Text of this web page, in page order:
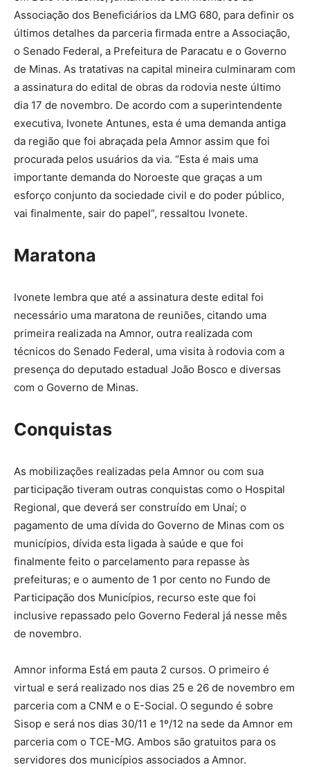
Associação dos Beneficiários da LMG 680, para definir os
últimos detalhes da parceria firmada entre a Associação,
o Senado Federal, a Prefeitura de Paracatu e o Governo
de Minas. As tratativas na capital mineira culminaram com
a assinatura do edital de obras da rodovia neste último
dia 17 de novembro. De acordo com a superintendente
executiva, Ivonete Antunes, esta é uma demanda antiga
da região que foi abraçada pela Amnor assim que foi
procurada pelos usuários da via. “Esta é mais uma
importante demanda do Noroeste que graças a um
esforço conjunto da sociedade civil e do poder público,
vai finalmente, sair do papel”, ressaltou Ivonete.
Maratona
Ivonete lembra que até a assinatura deste edital foi
necessário uma maratona de reuniões, citando uma
primeira realizada na Amnor, outra realizada com
técnicos do Senado Federal, uma visita à rodovia com a
presença do deputado estadual João Bosco e diversas
com o Governo de Minas.
Conquistas
As mobilizações realizadas pela Amnor ou com sua
participação tiveram outras conquistas como o Hospital
Regional, que deverá ser construído em Unaí; o
pagamento de uma dívida do Governo de Minas com os
municípios, dívida esta ligada à saúde e que foi
finalmente feito o parcelamento para repasse às
prefeituras; e o aumento de 1 por cento no Fundo de
Participação dos Municípios, recurso este que foi
inclusive repassado pelo Governo Federal já nesse mês
de novembro.
Amnor informa Está em pauta 2 cursos. O primeiro é
virtual e será realizado nos dias 25 e 26 de novembro em
parceria com a CNM e o E-Social. O segundo é sobre
Sisop e será nos dias 30/11 e 1º/12 na sede da Amnor em
parceria com o TCE-MG. Ambos são gratuitos para os
servidores dos municípios associados a Amnor.